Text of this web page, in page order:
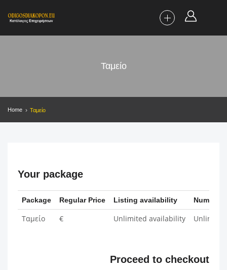
Ταμείο
Home Ταμείο
Your package
Package Regular Price Listing availability Number
Ταμείο € Unlimited availability
Proceed to checkout